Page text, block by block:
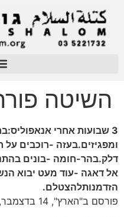
השיטה
3 שבועות אחרי
ומפגיזים.בעזה -רוכבים על
אל דאגה -עוד מעט יבוא
הזדמנותלהצטלם.
פורסם ב"הארץ", 14 בדצמבר, 2007